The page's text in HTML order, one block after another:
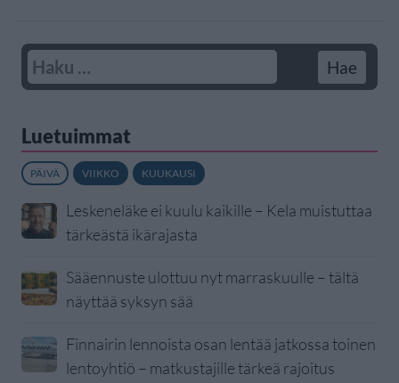
Luetuimmat
PÄIVÄ VIIKKO KUUKAUSI
Leskeneläke ei kuulu kaikille – Kela muistuttaa
tärkeästä ikärajasta
Sääennuste ulottuu nyt marraskuulle – tältä
näyttää syksyn sää
Finnairin lennoista osan lentää jatkossa toinen
lentoyhtiö – matkustajille tärkeä rajoitus